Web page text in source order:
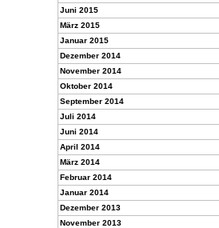
Juni 2015
März 2015
Januar 2015
Dezember 2014
November 2014
Oktober 2014
September 2014
Juli 2014
Juni 2014
April 2014
März 2014
Februar 2014
Januar 2014
Dezember 2013
November 2013